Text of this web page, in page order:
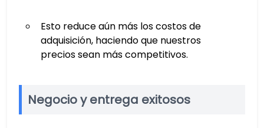
Esto reduce aún más los costos de
adquisición, haciendo que nuestros
precios sean más competitivos.
Negocio y entrega exitosos